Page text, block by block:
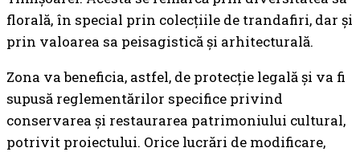
florală, în special prin colecțiile de trandafiri, dar și
prin valoarea sa peisagistică și arhitecturală.
Zona va beneficia, astfel, de protecție legală și va fi
supusă reglementărilor specifice privind
conservarea și restaurarea patrimoniului cultural,
potrivit proiectului. Orice lucrări de modificare,